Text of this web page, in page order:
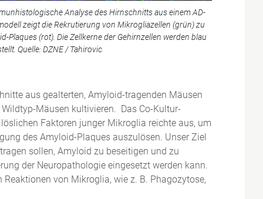
Analyse des Hirnschnitts aus einem AD-
zeigt die Rekrutierung von Mikrogliazellen (grün) zu
Plaques (rot). Die Zellkerne der Gehirnzellen werden blau
Quelle: DZNE / Tahirovic
aus gealterten, Amyloid-tragenden Mäusen
Mäusen kultivieren. Das Co-Kultur-
Faktoren junger Mikroglia reichte aus, um
des Amyloid-Plaques auszulösen. Unser Ziel
sollen, Amyloid zu beseitigen und zu
der Neuropathologie eingesetzt werden kann.
von Mikroglia, wie z. B. Phagozytose,